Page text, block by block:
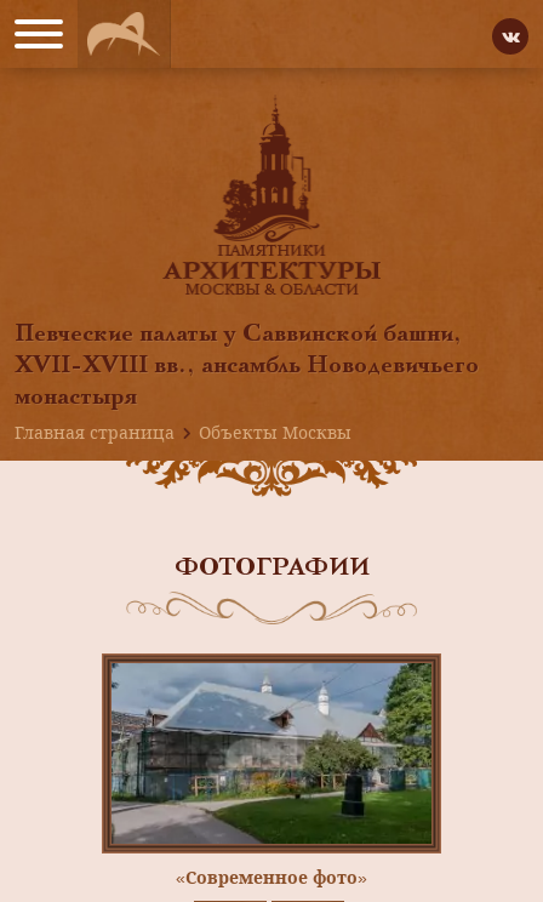
Певческие палаты у Саввинской башни,
XVII-XVIII вв., ансамбль Новодевичьего
монастыря
Главная страница
Объекты Москвы
ФОТОГРАФИИ
«Современное фото»